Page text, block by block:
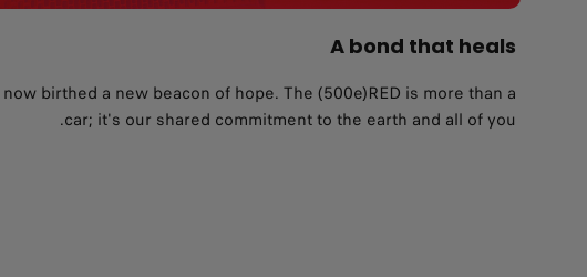
A bond that heals
birthed a new beacon of hope. The (500e)RED is more than a
car; it's our shared commitment to the earth and all of you.